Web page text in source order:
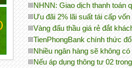
NHNN: Giao dịch thanh toán
Ưu đãi 2% lãi suất tái cấp
Vàng đấu thầu giá rẻ đắt
TienPhongBank chính thức
Nhiều ngân hàng sẽ không
Nếu áp dụng thông tư 02